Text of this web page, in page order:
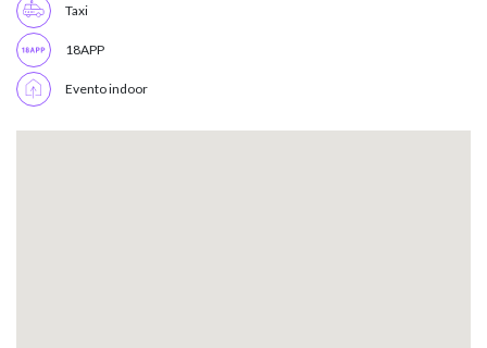
Taxi
18APP
Evento indoor